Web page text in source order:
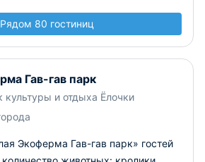
Рядом 80 гостиниц
Гав-гав парк
и отдыха Ёлочки
Экоферма Гав-гав парк» гостей